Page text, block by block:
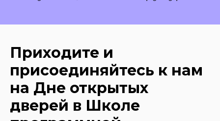
Приходите и
присоединяйтесь к нам
на Дне открытых
дверей в Школе